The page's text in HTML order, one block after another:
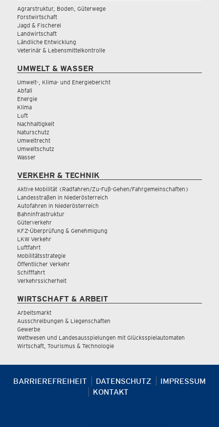
Agrarstruktur, Boden, Güterwege
Forstwirtschaft
Jagd & Fischerei
Landwirtschaft
Ländliche Entwicklung
Veterinär & Lebensmittelkontrolle
UMWELT & WASSER
Umwelt-, Klima- und Energiebericht
Abfall
Energie
Klima
Luft
Nachhaltigkeit
Naturschutz
Umweltrecht
Umweltschutz
Wasser
VERKEHR & TECHNIK
Aktive Mobilität (Radfahren/Zu-Fuß-Gehen/Fahrgemeinschaften)
Landesstraßen in Niederösterreich
Autofahren in Niederösterreich
Bahninfrastruktur
Güterverkehr
KFZ-Überprüfung & Genehmigung
LKW Verkehr
Luftfahrt
Mobilitätsstrategie
Öffentlicher Verkehr
Schifffahrt
Verkehrssicherheit
WIRTSCHAFT & ARBEIT
Arbeitsmarkt
Ausschreibungen & Liegenschaften
Gewerbe
Wettwesen und Landesausspielungen mit Glücksspielautomaten
Wirtschaft, Tourismus & Technologie
BARRIEREFREIHEIT DATENSCHUTZ
IMPRESSUM
KONTAKT